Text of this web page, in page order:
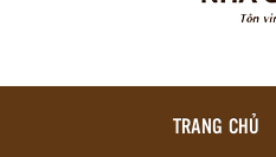
TRANG CHỦ